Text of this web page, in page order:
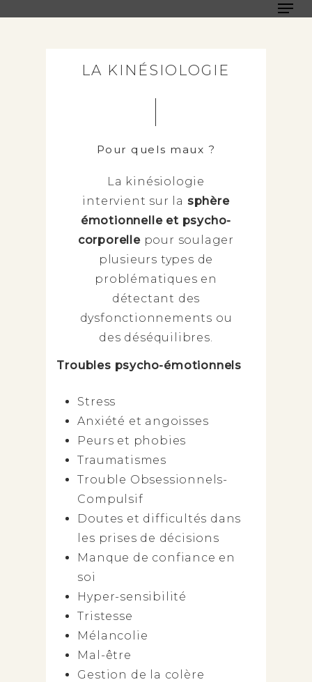
LA KINÉSIOLOGIE
Pour quels maux ?
La kinésiologie
intervient sur la sphère
émotionnelle et psycho-
corporelle pour soulager
plusieurs types de
problématiques en
détectant des
dysfonctionnements ou
des déséquilibres.
Troubles psycho-émotionnels
Stress
Anxiété et angoisses
Peurs et phobies
Traumatismes
Trouble Obsessionnels-
Compulsif
Doutes et difficultés dans
les prises de décisions
Manque de confiance en
soi
Hyper-sensibilité
Tristesse
Mélancolie
Mal-être
Gestion de la colère